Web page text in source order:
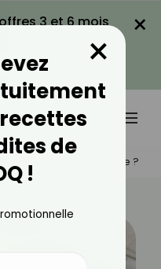
3 et 6 mois
×
Burrata Est-Elle Calorique ?
recettes
de
!
×